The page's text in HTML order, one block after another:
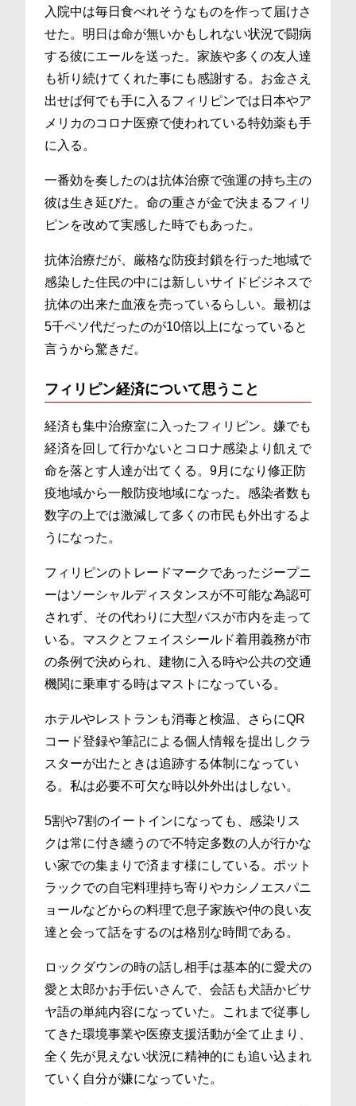
入院中は毎日食べれそうなものを作って届けさ
せた。明日は命が無いかもしれない状況で闘病
する彼にエールを送った。家族や多くの友人達
も祈り続けてくれた事にも感謝する。お金さえ
出せば何でも手に入るフィリピンでは日本やア
メリカのコロナ医療で使われている特効薬も手
に入る。
一番効を奏したのは抗体治療で強運の持ち主の
彼は生き延びた。命の重さが金で決まるフィリ
ピンを改めて実感した時でもあった。
抗体治療だが、厳格な防疫封鎖を行った地域で
感染した住民の中には新しいサイドビジネスで
抗体の出来た血液を売っているらしい。最初は
5千ペソ代だったのが10倍以上になっていると
言うから驚きだ。
フィリピン経済について思うこと
経済も集中治療室に入ったフィリピン。嫌でも
経済を回して行かないとコロナ感染より飢えで
命を落とす人達が出てくる。9月になり修正防
疫地域から一般防疫地域になった。感染者数も
数字の上では激減して多くの市民も外出するよ
うになった。
フィリピンのトレードマークであったジープニ
ーはソーシャルディスタンスが不可能な為認可
されず、その代わりに大型バスが市内を走って
いる。マスクとフェイスシールド着用義務が市
の条例で決められ、建物に入る時や公共の交通
機関に乗車する時はマストになっている。
ホテルやレストランも消毒と検温、さらにQR
コード登録や筆記による個人情報を提出しクラ
スターが出たときは追跡する体制になってい
る。私は必要不可欠な時以外外出はしない。
5割や7割のイートインになっても、感染リス
クは常に付き纏うので不特定多数の人が行かな
い家での集まりで済ます様にしている。ポット
ラックでの自宅料理持ち寄りやカシノエスパニ
ョールなどからの料理で息子家族や仲の良い友
達と会って話をするのは格別な時間である。
ロックダウンの時の話し相手は基本的に愛犬の
愛と太郎かお手伝いさんで、会話も犬語かビサ
ヤ語の単純内容になっていた。これまで従事し
てきた環境事業や医療支援活動が全て止まり、
全く先が見えない状況に精神的にも追い込まれ
ていく自分が嫌になっていた。